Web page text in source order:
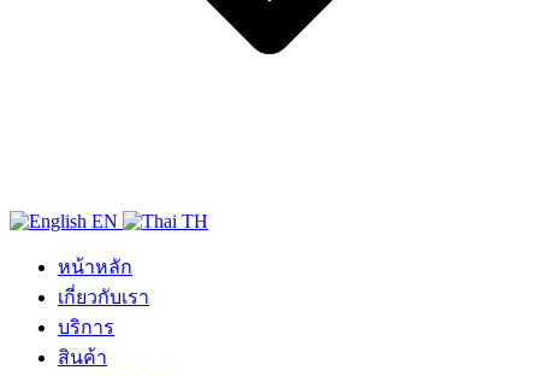
EN TH
หน้าหลัก
เกี่ยวกับเรา
บริการ
สินค้า